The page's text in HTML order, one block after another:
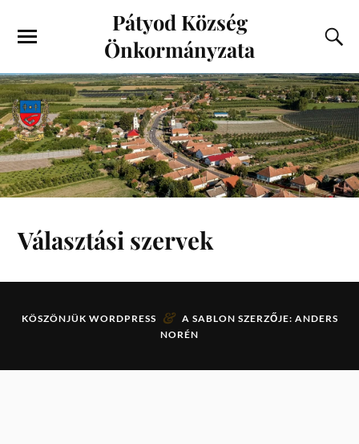
Pátyod Község
Önkormányzata
Választási szervek
KÖSZÖNJÜK WORDPRESS & A SABLON SZERZŐJE: ANDERS
NORÉN